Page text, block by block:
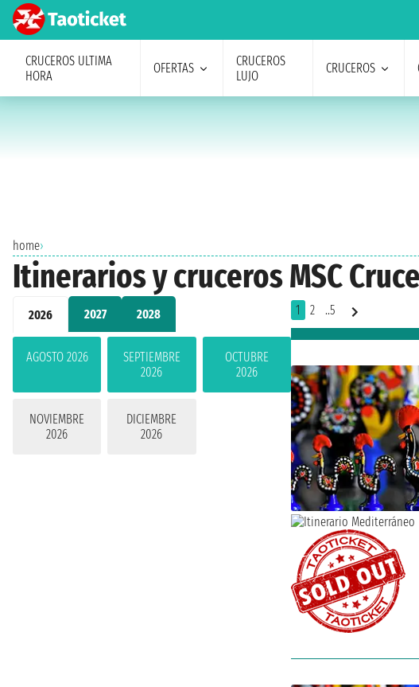
CRUCEROS ULTIMA
HORA
OFERTAS
CRUCEROS
LUJO
CRUCEROS
home›
Itinerarios y cruceros MSC
2026 2027 2028
AGOSTO 2026
SEPTIEMBRE
2026
OCTUBRE
2026
NOVIEMBRE
2026
DICIEMBRE
2026
1 2 ..5